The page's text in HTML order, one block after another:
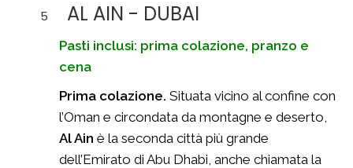
5 AL AIN - DUBAI
Pasti inclusi: prima colazione, pranzo e
cena
Prima colazione. Situata vicino al confine con
l’Oman e circondata da montagne e deserto,
Al Ain è la seconda città più grande
dell’Emirato di Abu Dhabi, anche chiamata la